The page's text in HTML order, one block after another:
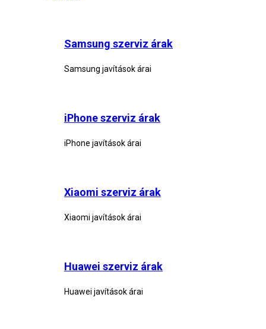
Samsung szerviz árak
Samsung javítások árai
iPhone szerviz árak
iPhone javítások árai
Xiaomi szerviz árak
Xiaomi javítások árai
Huawei szerviz árak
Huawei javítások árai